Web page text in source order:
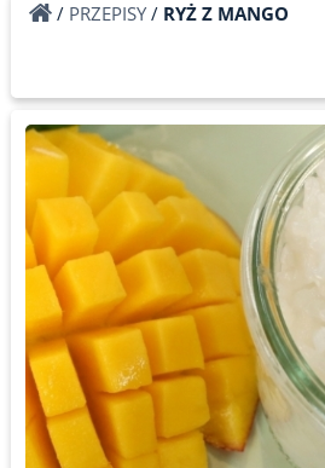
/ PRZEPISY/ RYŻ Z MANGO